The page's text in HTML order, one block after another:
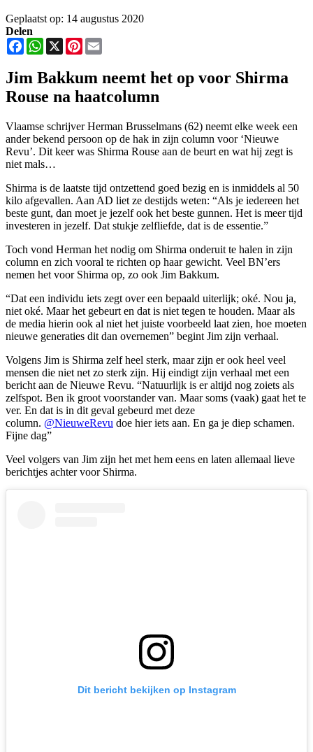
Geplaatst op: 14 augustus 2020
Delen
FacebookWhatsApp
X Pinterest
Jim Bakkum neemt het op voor Shirma
Rouse na haatcolumn
Vlaamse schrijver Herman Brusselmans (62) neemt elke week een
ander bekend persoon op de hak in zijn column voor ‘Nieuwe
Revu’. Dit keer was Shirma Rouse aan de beurt en wat hij zegt is
niet mals…
Shirma is de laatste tijd ontzettend goed bezig en is inmiddels al 50
kilo afgevallen. Aan AD liet ze destijds weten: “Als je iedereen het
beste gunt, dan moet je jezelf ook het beste gunnen. Het is meer tijd
investeren in jezelf. Dat stukje zelfliefde, dat is de essentie.”
Toch vond Herman het nodig om Shirma onderuit te halen in zijn
column en zich vooral te richten op haar gewicht. Veel BN’ers
nemen het voor Shirma op, zo ook Jim Bakkum.
“Dat een individu iets zegt over een bepaald uiterlijk; oké. Nou ja,
niet oké. Maar het gebeurt en dat is niet tegen te houden. Maar als
de media hierin ook al niet het juiste voorbeeld laat zien, hoe moeten
nieuwe generaties dit dan overnemen” begint Jim zijn verhaal.
Volgens Jim is Shirma zelf heel sterk, maar zijn er ook heel veel
mensen die niet net zo sterk zijn. Hij eindigt zijn verhaal met een
bericht aan de Nieuwe Revu. “Natuurlijk is er altijd nog zoiets als
zelfspot. Ben ik groot voorstander van. Maar soms (vaak) gaat het te
ver. En dat is in dit geval gebeurd met deze
column. @NieuweRevu doe hier iets aan. En ga je diep schamen.
Fijne dag”
Veel volgers van Jim zijn het met hem eens en laten allemaal lieve
berichtjes achter voor Shirma.
Dit bericht bekijken op Instagram